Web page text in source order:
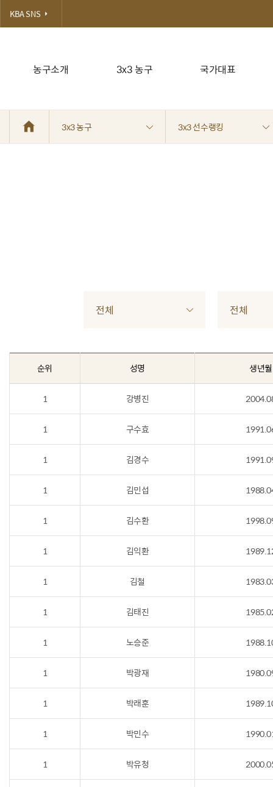
농구소개 3x3 농구 국가대표
KBA SNS
3x3 농구 3x3 선수랭킹
전체 전체
순위 성명 생년월
1 강병진
1 구수효
1 김경수
1 김민섭
1 김수환
1 김익환
1 김철
1 김태진
1 노승준
1 박광재
1 박래훈
1 박민수
1 박유청